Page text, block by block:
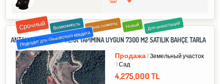
Срочный Возможность Цена снижена Новый Для инвестиций
Подходит для банковского кредита
ANTALYA MANAVGAT SERA YAPIMINA UYGUN 7300 M2 SATILIK BAHÇE TARLA
Продажа Земельный участок
Сад
4,275,000 TL